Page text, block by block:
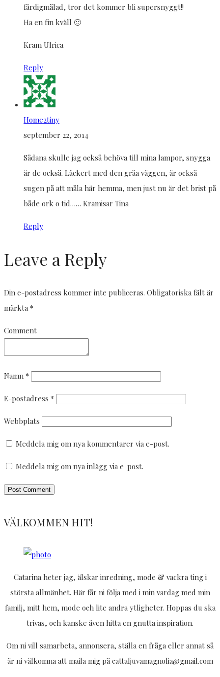
färdigmålad, tror det kommer bli supersnyggt!!
Ha en fin kväll 🙂
Kram Ulrica
Reply
Home2tiny
september 22, 2014
Sådana skulle jag också behöva till mina lampor, snygga
är de också. Läckert med den gråa väggen, är också
sugen på att måla här hemma, men just nu är det brist på
både ork o tid…… Kramisar Tina
Reply
Leave a Reply
Din e-postadress kommer inte publiceras. Obligatoriska fält är
märkta *
Comment
Namn *
E-postadress *
Webbplats
Meddela mig om nya kommentarer via e-post.
Meddela mig om nya inlägg via e-post.
VÄLKOMMEN HIT!
Catarina heter jag, älskar inredning, mode & vackra ting i
största allmänhet. Här får ni följa med i min vardag med min
familj, mitt hem, mode och lite andra ytligheter. Hoppas du ska
trivas, och kanske även hitta en gnutta inspiration.
Om ni vill samarbeta, annonsera, ställa en fråga eller annat så
är ni välkomna att maila mig på cattaljuvamagnolia@gmail.com